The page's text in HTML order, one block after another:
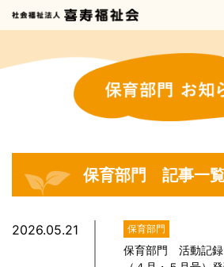
保育部門 記事一
2026.05.21 保育部門
保育部門 活動記録